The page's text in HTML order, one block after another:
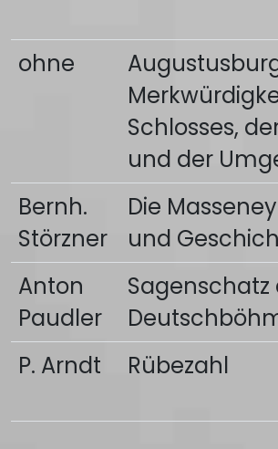
ohne
Schlosses,
und der
Bernh.
Störzner
Die
und
Anton
Paudler
Sagenschatz
P. Arndt Rübezahl